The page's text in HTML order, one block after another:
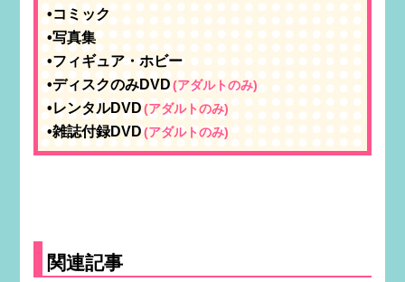
•コミック
•写真集
•フィギュア・ホビー
•ディスクのみDVD(アダルトのみ)
•レンタルDVD(アダルトのみ)
•雑誌付録DVD(アダルトのみ)
関連記事